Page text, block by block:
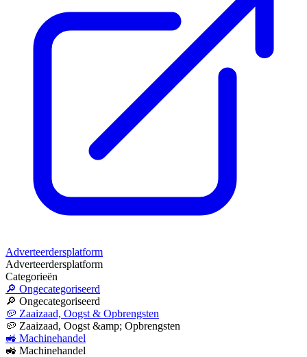
Adverteerdersplatform
Adverteerdersplatform
Categorieën
🔎 Ongecategoriseerd
🔎 Ongecategoriseerd
🥔 Zaaizaad, Oogst & Opbrengsten
🥔 Zaaizaad, Oogst &amp; Opbrengsten
🚜 Machinehandel
🚜 Machinehandel